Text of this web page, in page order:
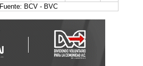
Fuente: BCV - BVC